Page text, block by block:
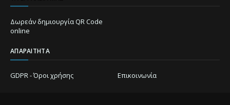
Δωρεάν δημιουργία QR Code
online
ΑΠΑΡΑΊΤΗΤΑ
GDPR - Όροι χρήσης Επικοινωνία